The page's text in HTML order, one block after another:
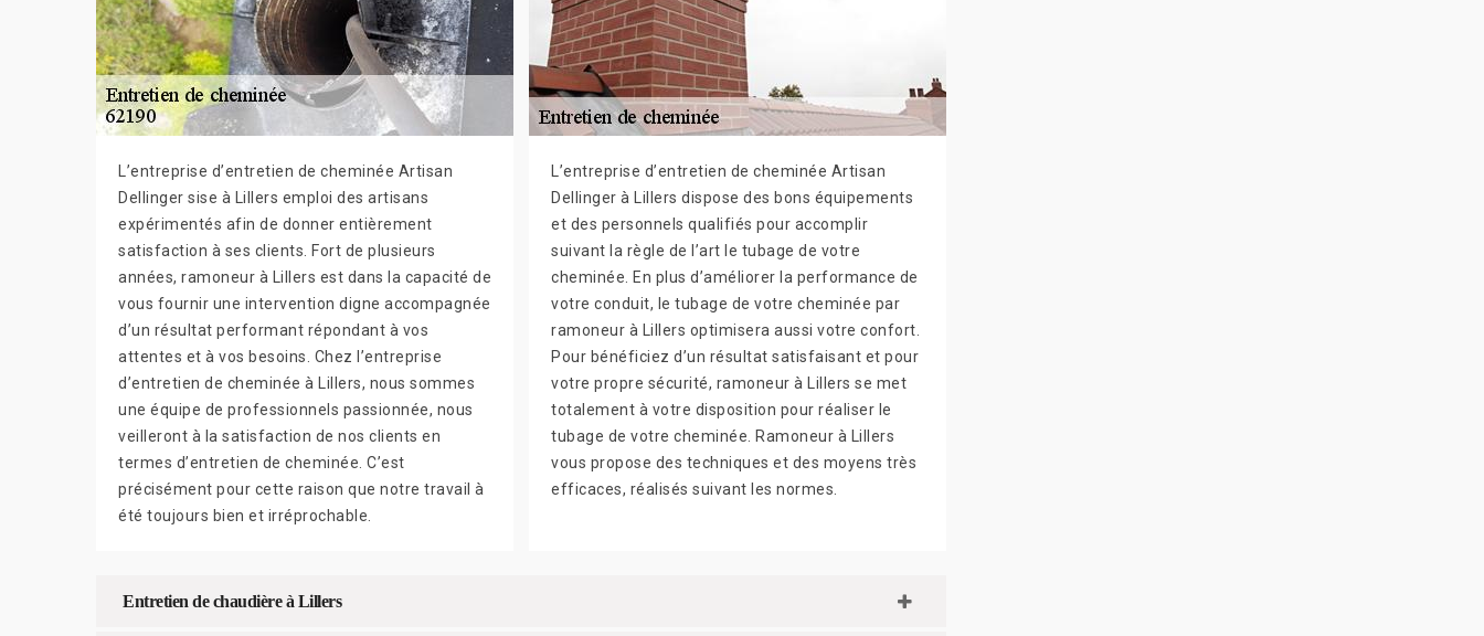
L’entreprise d’entretien de cheminée Artisan
Dellinger sise à Lillers emploi des artisans
expérimentés afin de donner entièrement
satisfaction à ses clients. Fort de plusieurs
années, ramoneur à Lillers est dans la capacité de
vous fournir une intervention digne accompagnée
d’un résultat performant répondant à vos
attentes et à vos besoins. Chez l’entreprise
d’entretien de cheminée à Lillers, nous sommes
une équipe de professionnels passionnée, nous
veilleront à la satisfaction de nos clients en
termes d’entretien de cheminée. C’est
précisément pour cette raison que notre travail à
été toujours bien et irréprochable.
L’entreprise d’entretien de cheminée Artisan
Dellinger à Lillers dispose des bons équipements
et des personnels qualifiés pour accomplir
suivant la règle de l’art le tubage de votre
cheminée. En plus d’améliorer la performance de
votre conduit, le tubage de votre cheminée par
ramoneur à Lillers optimisera aussi votre confort.
Pour bénéficiez d’un résultat satisfaisant et pour
votre propre sécurité, ramoneur à Lillers se met
totalement à votre disposition pour réaliser le
tubage de votre cheminée. Ramoneur à Lillers
vous propose des techniques et des moyens très
efficaces, réalisés suivant les normes.
Entretien de chaudière à Lillers